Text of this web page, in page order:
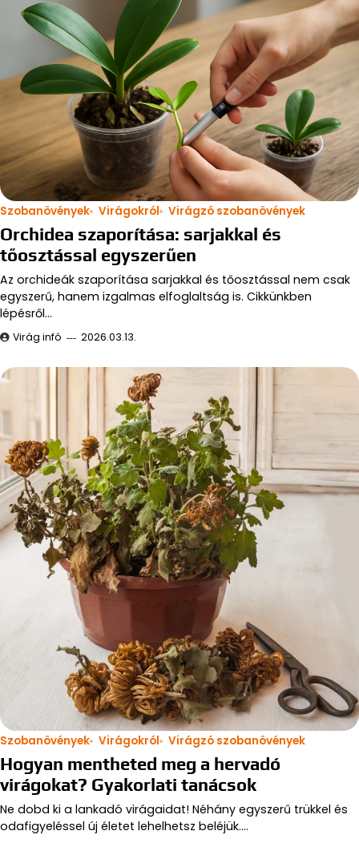
Szobanövények Virágokról Virágzó szobanövények
Orchidea szaporítása: sarjakkal és
tőosztással egyszerűen
Az orchideák szaporítása sarjakkal és tőosztással nem csak
egyszerű, hanem izgalmas elfoglaltság is. Cikkünkben
lépésről…
Virág infó 2026.03.13.
Szobanövények Virágokról Virágzó szobanövények
Hogyan mentheted meg a hervadó
virágokat? Gyakorlati tanácsok
Ne dobd ki a lankadó virágaidat! Néhány egyszerű trükkel és
odafigyeléssel új életet lehelhetsz beléjük.…